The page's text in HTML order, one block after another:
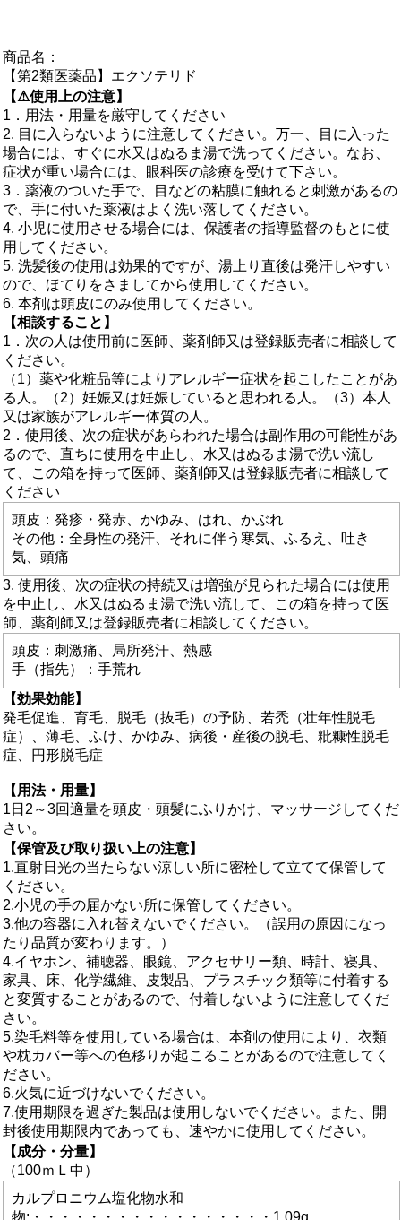
商品名：
【第2類医薬品】エクソテリド
【⚠使用上の注意】
1．用法・用量を厳守してください
2. 目に入らないように注意してください。万一、目に入った
場合には、すぐに水又はぬるま湯で洗ってください。なお、
症状が重い場合には、眼科医の診療を受けて下さい。
3．薬液のついた手で、目などの粘膜に触れると刺激があるの
で、手に付いた薬液はよく洗い落してください。
4. 小児に使用させる場合には、保護者の指導監督のもとに使
用してください。
5. 洗髪後の使用は効果的ですが、湯上り直後は発汗しやすい
ので、ほてりをさましてから使用してください。
6. 本剤は頭皮にのみ使用してください。
【相談すること】
1．次の人は使用前に医師、薬剤師又は登録販売者に相談して
ください。
（1）薬や化粧品等によりアレルギー症状を起こしたことがあ
る人。（2）妊娠又は妊娠していると思われる人。（3）本人
又は家族がアレルギー体質の人。
2．使用後、次の症状があらわれた場合は副作用の可能性があ
るので、直ちに使用を中止し、水又はぬるま湯で洗い流し
て、この箱を持って医師、薬剤師又は登録販売者に相談して
ください
頭皮：発疹・発赤、かゆみ、はれ、かぶれ
その他：全身性の発汗、それに伴う寒気、ふるえ、吐き
気、頭痛
3. 使用後、次の症状の持続又は増強が見られた場合には使用
を中止し、水又はぬるま湯で洗い流して、この箱を持って医
師、薬剤師又は登録販売者に相談してください。
頭皮：刺激痛、局所発汗、熱感
手（指先）：手荒れ
【効果効能】
発毛促進、育毛、脱毛（抜毛）の予防、若禿（壮年性脱毛
症）、薄毛、ふけ、かゆみ、病後・産後の脱毛、粃糠性脱毛
症、円形脱毛症
【用法・用量】
1日2～3回適量を頭皮・頭髪にふりかけ、マッサージしてくだ
さい。
【保管及び取り扱い上の注意】
1.直射日光の当たらない涼しい所に密栓して立てて保管して
ください。
2.小児の手の届かない所に保管してください。
3.他の容器に入れ替えないでください。（誤用の原因になっ
たり品質が変わります。）
4.イヤホン、補聴器、眼鏡、アクセサリー類、時計、寝具、
家具、床、化学繊維、皮製品、プラスチック類等に付着する
と変質することがあるので、付着しないように注意してくだ
さい。
5.染毛料等を使用している場合は、本剤の使用により、衣類
や枕カバー等への色移りが起こることがあるので注意してく
ださい。
6.火気に近づけないでください。
7.使用期限を過ぎた製品は使用しないでください。また、開
封後使用期限内であっても、速やかに使用してください。
【成分・分量】
（100ｍＬ中）
カルプロニウム塩化物水和
物:・・・・・・・・・・・・・・・・・1.09g